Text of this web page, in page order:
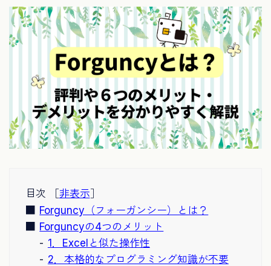
目次 ［非表示］
Forguncy（フォーガンシー）とは？
Forguncyの4つのメリット
1．Excelと似た操作性
2．本格的なプログラミング知識が不要